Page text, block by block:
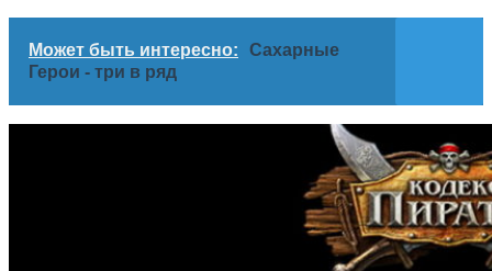
Может быть интересно:
Сахарные
Герои - три в ряд